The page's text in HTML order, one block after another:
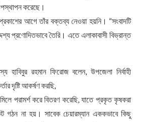
করেছে।
আগে তাঁর বক্তব্য নেওয়া হয়নি। “সংবাদটি
প্রণোদিতভাবে তৈরি। এতে এলাকাবাসী বিভ্রান্ত
হাবিবুর রহমান ফিরোজ বলেন, উপজেলা নির্বাহী
দৃষ্টি আকর্ষণ করছি,
পরামর্শ করে বিতরণ করেছি, যাতে প্রকৃত কৃষকরা
গঠন না হয়। সাবেক চেয়ারম্যান এককভাবে কিছু